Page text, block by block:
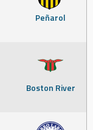
Peñarol
Boston River